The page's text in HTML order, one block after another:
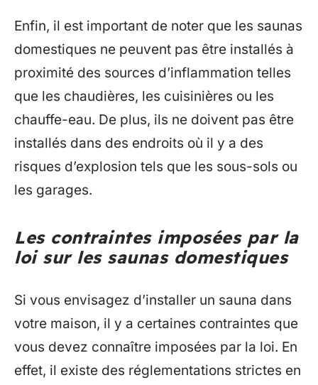
Enfin, il est important de noter que les saunas
domestiques ne peuvent pas être installés à
proximité des sources d’inflammation telles
que les chaudières, les cuisinières ou les
chauffe-eau. De plus, ils ne doivent pas être
installés dans des endroits où il y a des
risques d’explosion tels que les sous-sols ou
les garages.
Les contraintes imposées par la
loi sur les saunas domestiques
Si vous envisagez d’installer un sauna dans
votre maison, il y a certaines contraintes que
vous devez connaître imposées par la loi. En
effet, il existe des réglementations strictes en